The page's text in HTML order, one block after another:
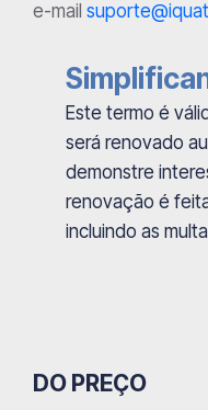
e-mail
Este termo é
será renovado
demonstre
renovação é
incluindo as
DO PREÇO